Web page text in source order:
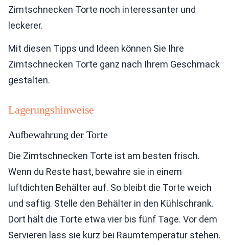
Zimtschnecken Torte noch interessanter und
leckerer.
Mit diesen Tipps und Ideen können Sie Ihre
Zimtschnecken Torte ganz nach Ihrem Geschmack
gestalten.
Lagerungshinweise
Aufbewahrung der Torte
Die Zimtschnecken Torte ist am besten frisch.
Wenn du Reste hast, bewahre sie in einem
luftdichten Behälter auf. So bleibt die Torte weich
und saftig. Stelle den Behälter in den Kühlschrank.
Dort hält die Torte etwa vier bis fünf Tage. Vor dem
Servieren lass sie kurz bei Raumtemperatur stehen.